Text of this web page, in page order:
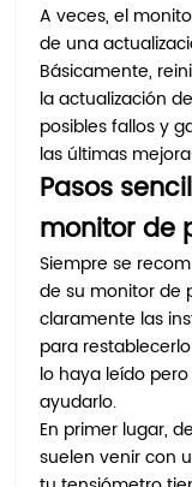
A veces, el
de una
Básicamente,
la actualización
posibles fallos y
las últimas
Pasos
monitor de
Siempre se
de su monitor de
claramente las
para
lo haya leído
ayudarlo.
En primer lugar,
suelen venir con